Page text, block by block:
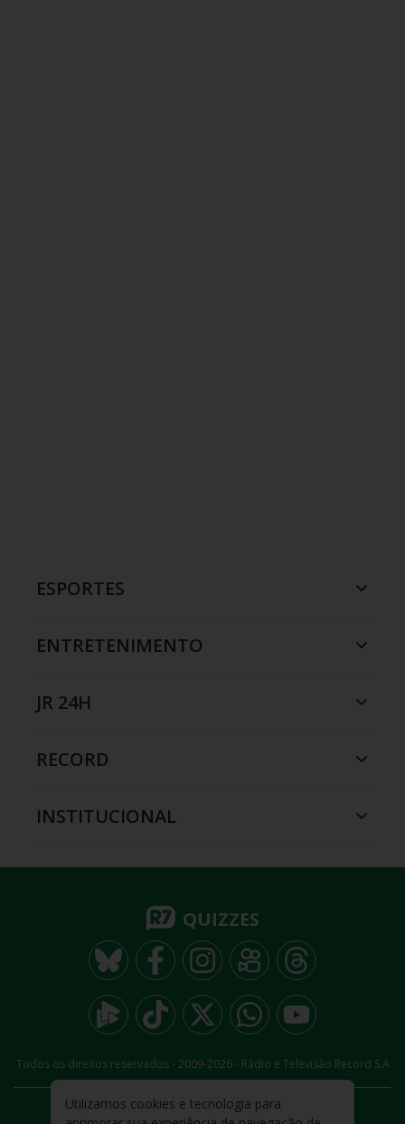
ESPORTES
ENTRETENIMENTO
JR 24H
RECORD
INSTITUCIONAL
QUIZZES
Todos os direitos reservados - 2009-2026- Rádio e Televisão Record S.A
FALE CONOSCO PRIVACIDADE
Utilizamos cookies e tecnologia para